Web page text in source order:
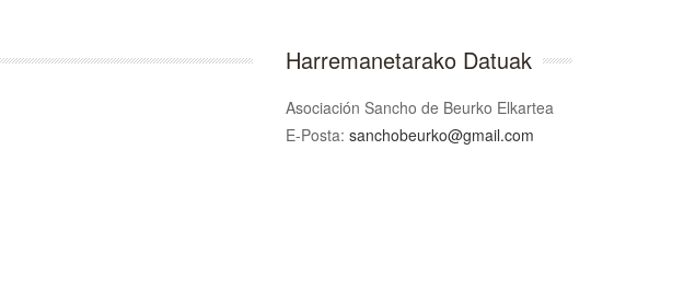
Harremanetarako Datuak
Asociación Sancho de Beurko Elkartea
E-Posta: sanchobeurko@gmail.com